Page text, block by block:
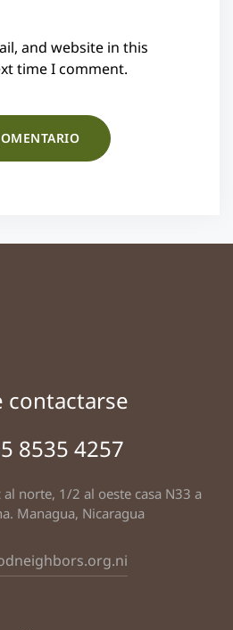
and website in this
time I comment.
contactarse
8535 4257
norte, 1/2 al oeste casa N33 a
Managua, Nicaragua